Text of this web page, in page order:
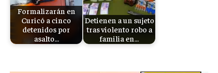
Formalizarán en
Curicó a cinco
detenidos por
asalto…
Detienen a un sujeto
tras violento robo a
familia en…